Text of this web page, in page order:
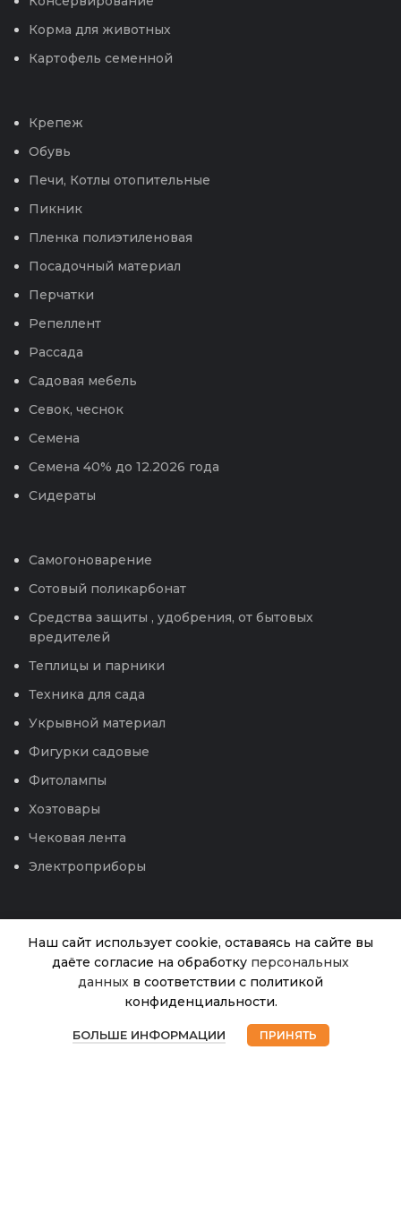
Корма для животных
Картофель семенной
Крепеж
Обувь
Печи, Котлы отопительные
Пикник
Пленка полиэтиленовая
Посадочный материал
Перчатки
Репеллент
Рассада
Садовая мебель
Севок, чеснок
Семена
Семена 40% до 12.2026 года
Сидераты
Самогоноварение
Сотовый поликарбонат
Средства защиты , удобрения, от бытовых
вредителей
Теплицы и парники
Техника для сада
Укрывной материал
Фигурки садовые
Фитолампы
Хозтовары
Чековая лента
Электроприборы
Наш сайт использует cookie, оставаясь на сайте вы
даёте согласие на обработку персональных
данных в соответствии с политикой
конфиденциальности.
БОЛЬШЕ ИНФОРМАЦИИ ПРИНЯТЬ
Черная круглая
(Кольчуга) 1г
25.00₽
Нет в
Магазин Избранное Корзина Мой аккаунт